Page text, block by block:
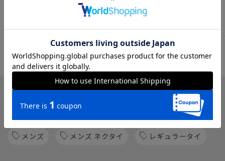
※セール商品は返品・交換不可となります。
関連カテゴリから他の商品を探す
メンズ メンズ ネクタイ レギュラータイ